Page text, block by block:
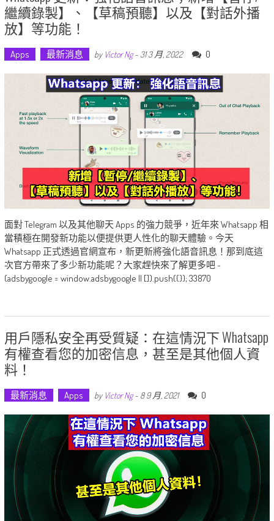
繼續錄製】、【草稿預聽】以及【對話外播
放】等功能！
Apps 最新消息 by Victor Ng- 31 3 月, 2022 0
面對 Telegram 以及其他聊天 Apps 的強力競爭，近年來 Whatsapp 相
當積極在開發新功能以便提供更人性化的聊天體驗。今天
Whatsapp 正式透過官網宣布，新更新將強化語音訊息！那到底這
次官方帶來了多少新功能呢？大家趕快來了解更多吧 ~
(adsbygoogle = window.adsbygoogle || []).push({}); 33870
用戶隱私安全再受質疑：在這情況下 Whatsapp
有權查看您的加密信息，甚至是其他個人資
料！
最新消息 Apps by Victor Ng- 8 9 月, 2021 0